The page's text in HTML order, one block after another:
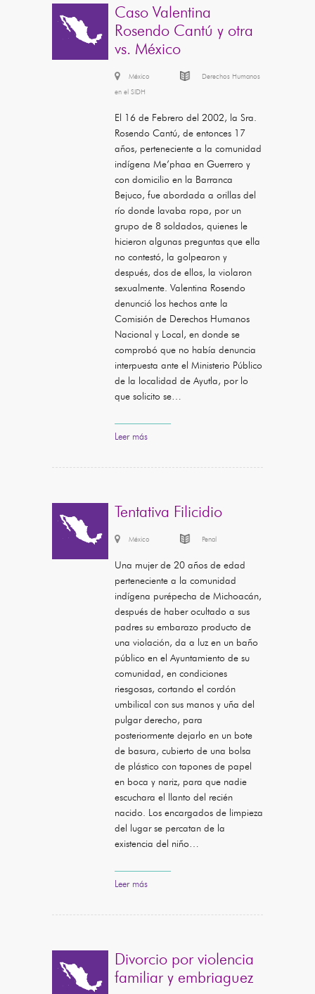
Caso Valentina
Rosendo Cantú y otra
vs. México
México
Derechos Humanos
en el SIDH
El 16 de Febrero del 2002, la Sra.
Rosendo Cantú, de entonces 17
años, perteneciente a la comunidad
indígena Me’phaa en Guerrero y
con domicilio en la Barranca
Bejuco, fue abordada a orillas del
río donde lavaba ropa, por un
grupo de 8 soldados, quienes le
hicieron algunas preguntas que ella
no contestó, la golpearon y
después, dos de ellos, la violaron
sexualmente. Valentina Rosendo
denunció los hechos ante la
Comisión de Derechos Humanos
Nacional y Local, en donde se
comprobó que no había denuncia
interpuesta ante el Ministerio Público
de la localidad de Ayutla, por lo
que solicito se…
Leer más
Tentativa Filicidio
México Penal
Una mujer de 20 años de edad
perteneciente a la comunidad
indígena purépecha de Michoacán,
después de haber ocultado a sus
padres su embarazo producto de
una violación, da a luz en un baño
público en el Ayuntamiento de su
comunidad, en condiciones
riesgosas, cortando el cordón
umbilical con sus manos y uña del
pulgar derecho, para
posteriormente dejarlo en un bote
de basura, cubierto de una bolsa
de plástico con tapones de papel
en boca y nariz, para que nadie
escuchara el llanto del recién
nacido. Los encargados de limpieza
del lugar se percatan de la
existencia del niño…
Leer más
Divorcio por violencia
familiar y embriaguez